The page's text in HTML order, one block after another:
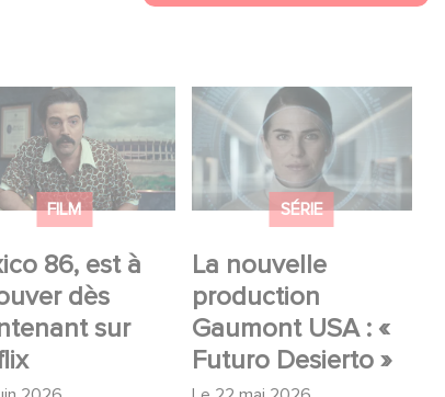
FILM
86, est à
dès
sur
86, est à
dès
sur Netflix
SÉRIE
La nouvelle
production
Gaumont USA : «
Futuro Desierto »
La nouvelle
production Gaumont
USA : « Futuro
Desierto »